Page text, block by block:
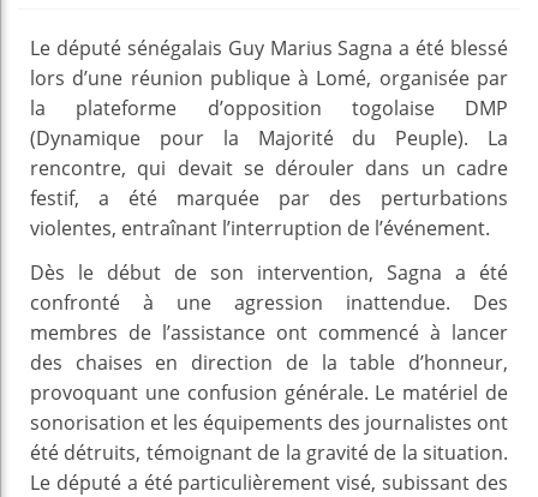
Le député sénégalais Guy Marius Sagna a été blessé
lors d’une réunion publique à Lomé, organisée par
la plateforme d’opposition togolaise DMP
(Dynamique pour la Majorité du Peuple). La
rencontre, qui devait se dérouler dans un cadre
festif, a été marquée par des perturbations
violentes, entraînant l’interruption de l’événement.
Dès le début de son intervention, Sagna a été
confronté à une agression inattendue. Des
membres de l’assistance ont commencé à lancer
des chaises en direction de la table d’honneur,
provoquant une confusion générale. Le matériel de
sonorisation et les équipements des journalistes ont
été détruits, témoignant de la gravité de la situation.
Le député a été particulièrement visé, subissant des